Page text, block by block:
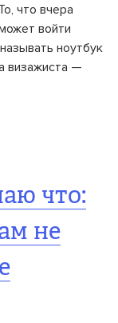
что вчера
войти
ноутбук
визажиста —
что:
не